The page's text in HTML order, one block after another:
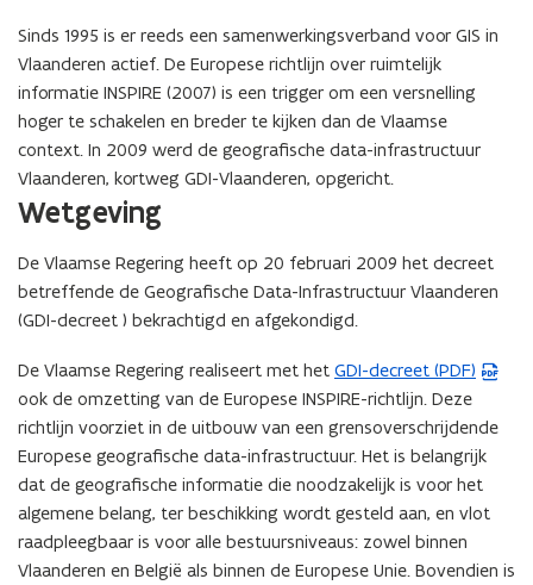
w
a
l
i
e
t
n
o
r
e
k
w
a
l
i
t
e
i
s
n
o
r
m
e
n
Sinds 1995 is er reeds een samenwerkingsverband voor GIS in
Vlaanderen actief. De Europese richtlijn over ruimtelijk
informatie INSPIRE (2007) is een trigger om een versnelling
hoger te schakelen en breder te kijken dan de Vlaamse
context. In 2009 werd de geografische data-infrastructuur
Vlaanderen, kortweg GDI-Vlaanderen, opgericht.
Wetgeving
De Vlaamse Regering heeft op 20 februari 2009 het decreet
betreffende de Geografische Data-Infrastructuur Vlaanderen
(GDI-decreet ) bekrachtigd en afgekondigd.
De Vlaamse Regering realiseert met het GDI-decreet (PDF)
(
P
D
F
b
e
s
t
ook de omzetting van de Europese INSPIRE-richtlijn. Deze
richtlijn voorziet in de uitbouw van een grensoverschrijdende
Europese geografische data-infrastructuur. Het is belangrijk
dat de geografische informatie die noodzakelijk is voor het
algemene belang, ter beschikking wordt gesteld aan, en vlot
raadpleegbaar is voor alle bestuursniveaus: zowel binnen
Vlaanderen en België als binnen de Europese Unie. Bovendien is